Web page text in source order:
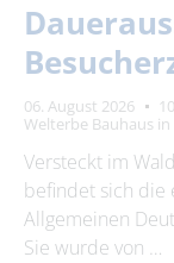
06. August 2026
Welterbe Bauhaus in
Versteckt im
befindet sich die
Allgemeinen
Sie wurde von …